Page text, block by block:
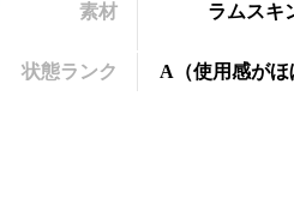
素材 ラムスキ
状態ランク A （使用感が